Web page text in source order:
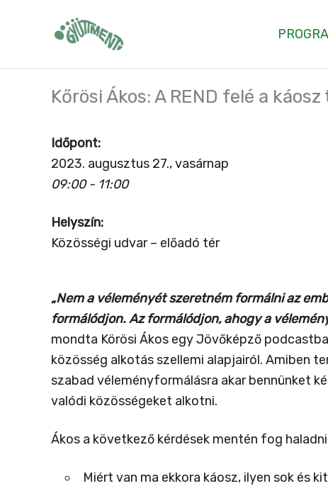
Kőrösi Ákos: A REND felé a
Időpont:
2023. augusztus 27., vasárnap
09:00 - 11:00
Helyszín:
Közösségi udvar – előadó tér
„Nem a véleményét szeretném formálni az
formálódjon. Az formálódjon, ahogy a
mondta Körösi Ákos egy Jövőképző
közösség alkotás szellemi alapjairól. Amiben
szabad véleményformálásra akar bennünket
valódi közösségeket alkotni.
Ákos a következő kérdések mentén fog
Miért van ma ekkora káosz, ilyen sok és